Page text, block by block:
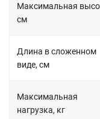
Максимальная
см
Длина в сложенном
виде, см
Максимальная
нагрузка, кг